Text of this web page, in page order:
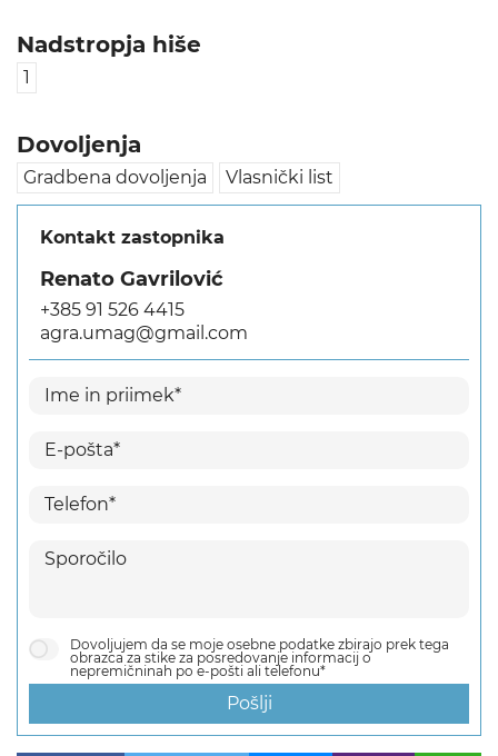
Nadstropja hiše
1
Dovoljenja
Gradbena dovoljenja Vlasnički list
Kontakt zastopnika
Renato Gavrilović
+385 91 526 4415
agra.umag@gmail.com
Dovoljujem da se moje osebne podatke zbirajo prek tega
obrazca za stike za posredovanje informacij o
nepremičninah po e-pošti ali telefonu*
Pošlji